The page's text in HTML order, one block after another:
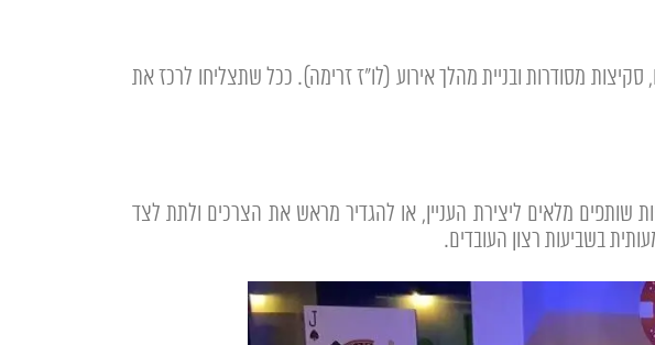
מסודרות ובניית מהלך אירוע (לו"ז זרימה). ככל שתצליחו לרכז את
שותפים מלאים ליצירת העניין, או להגדיר מראש את הצרכים ולתת לצד
בשביעות רצון העובדים.